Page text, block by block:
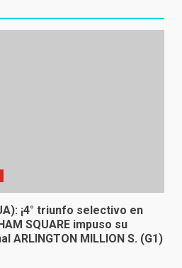
¡4° triunfo selectivo en
SQUARE impuso su
ARLINGTON MILLION S. (G1)